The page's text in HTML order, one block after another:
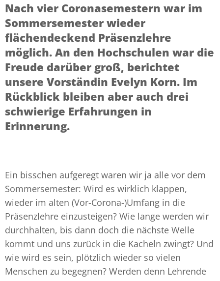
Nach vier Coronasemestern war im
Sommersemester wieder
flächendeckend Präsenzlehre
möglich. An den Hochschulen war die
Freude darüber groß, berichtet
unsere Vorständin Evelyn Korn. Im
Rückblick bleiben aber auch drei
schwierige Erfahrungen in
Erinnerung.
Ein bisschen aufgeregt waren wir ja alle vor dem
Sommersemester: Wird es wirklich klappen,
wieder im alten (Vor-Corona-)Umfang in die
Präsenzlehre einzusteigen? Wie lange werden wir
durchhalten, bis dann doch die nächste Welle
kommt und uns zurück in die Kacheln zwingt? Und
wie wird es sein, plötzlich wieder so vielen
Menschen zu begegnen? Werden denn Lehrende